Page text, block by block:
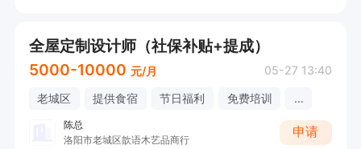
全屋定制设计师（社保补贴+提成）
5000-10000 元/月 05-27 13:40
老城区 提供食宿 节日福利 免费培训 ...
陈总
洛阳市老城区歆语木艺品商行
申请